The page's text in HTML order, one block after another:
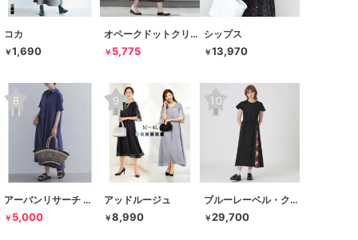
コカ
￥1,690
オペークドットクリップ
￥ 5,775
シップス
￥13,970
アーバンリサーチ ドアーズ
￥ 5,000
アッドルージュ
￥8,990
ブルーレーベル・クレストブリッジ
￥29,700